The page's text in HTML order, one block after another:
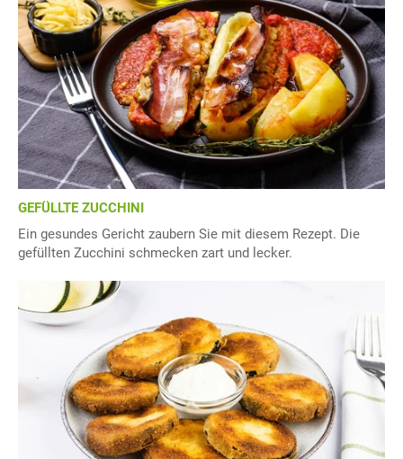
GEFÜLLTE ZUCCHINI
Ein gesundes Gericht zaubern Sie mit diesem Rezept. Die
gefüllten Zucchini schmecken zart und lecker.